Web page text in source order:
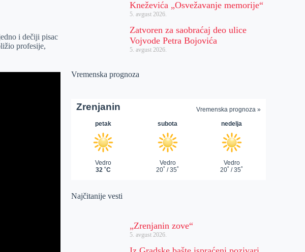
i dečiji pisac
profesije,
Kneževića „Osvežavanje memorije“
5. avgust 2026.
Zatvoren za saobraćaj deo ulice
Vojvode Petra Bojovića
5. avgust 2026.
Vremenska prognoza
Najčitanije vesti
„Zrenjanin zove“
5. avgust 2026.